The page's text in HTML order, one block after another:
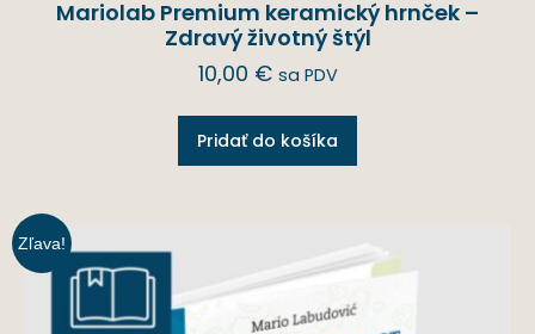
Mariolab Premium keramický hrnček –
Zdravý životný štýl
10,00 € sa PDV
Pridať do košíka
Zľava!